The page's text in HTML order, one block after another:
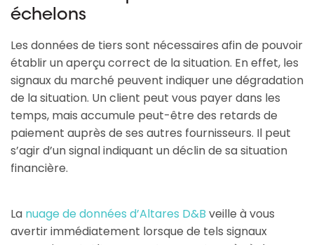
échelons
Les données de tiers sont nécessaires afin de pouvoir
établir un aperçu correct de la situation. En effet, les
signaux du marché peuvent indiquer une dégradation
de la situation. Un client peut vous payer dans les
temps, mais accumule peut-être des retards de
paiement auprès de ses autres fournisseurs. Il peut
s’agir d’un signal indiquant un déclin de sa situation
financière.
La nuage de données d’Altares D&B veille à vous
avertir immédiatement lorsque de tels signaux